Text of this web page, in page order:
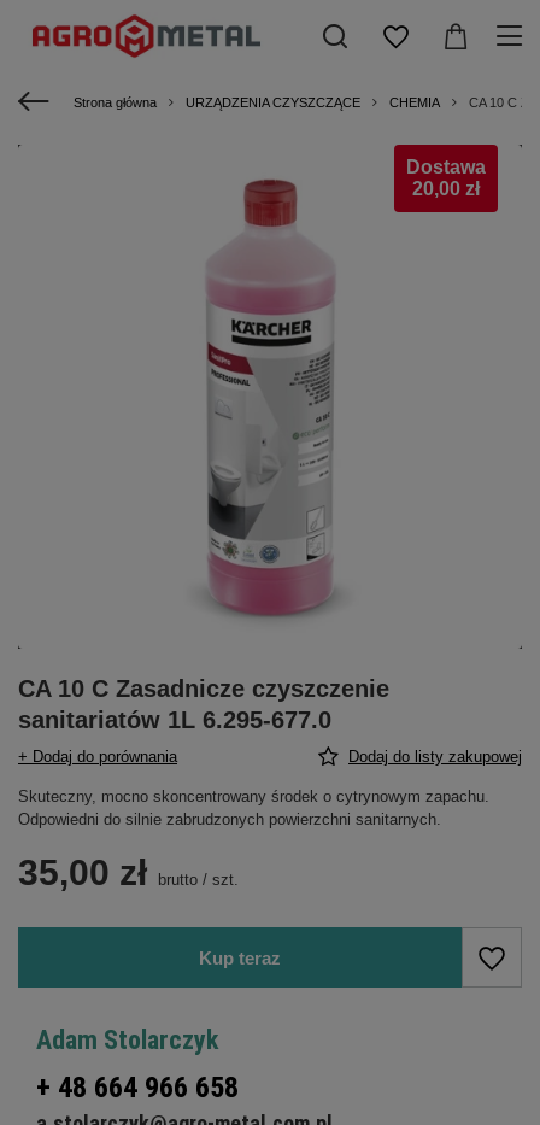
Strona główna URZĄDZENIA CZYSZCZĄCE CHEMIA CA 10 C
Dostawa
20,00 zł
CA 10 C Zasadnicze czyszczenie
sanitariatów 1L 6.295-677.0
+ Dodaj do porównania Dodaj do listy zakupowej
Skuteczny, mocno skoncentrowany środek o cytrynowym zapachu.
Odpowiedni do silnie zabrudzonych powierzchni sanitarnych.
35,00 zł brutto / szt.
Kup teraz
Adam Stolarczyk
+ 48 664 966 658